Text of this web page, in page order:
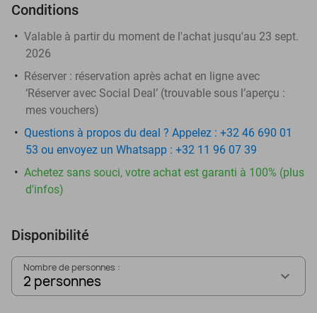
Conditions
Valable à partir du moment de l'achat jusqu'au 23 sept.
2026
Réserver : réservation après achat en ligne avec
‘Réserver avec Social Deal’ (trouvable sous l’aperçu :
mes vouchers)
Questions à propos du deal ? Appelez : +32 46 690 01
53 ou envoyez un Whatsapp : +32 11 96 07 39
Achetez sans souci, votre achat est garanti à 100% (plus
d'infos)
Disponibilité
Nombre de personnes :
2 personnes